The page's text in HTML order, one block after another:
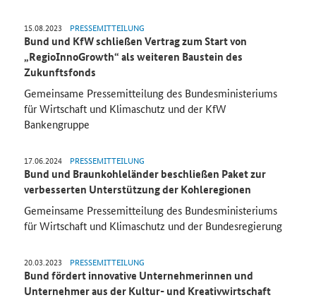
15.08.2023 PRESSEMITTEILUNG
Bund und KfW schließen Vertrag zum Start von
„RegioInnoGrowth“ als weiteren Baustein des
Zukunftsfonds
Gemeinsame Pressemitteilung des Bundesministeriums
für Wirtschaft und Klimaschutz und der KfW
Bankengruppe
17.06.2024 PRESSEMITTEILUNG
Bund und Braunkohleländer beschließen Paket zur
verbesserten Unterstützung der Kohleregionen
Gemeinsame Pressemitteilung des Bundesministeriums
für Wirtschaft und Klimaschutz und der Bundesregierung
20.03.2023 PRESSEMITTEILUNG
Bund fördert innovative Unternehmerinnen und
Unternehmer aus der Kultur- und Kreativwirtschaft